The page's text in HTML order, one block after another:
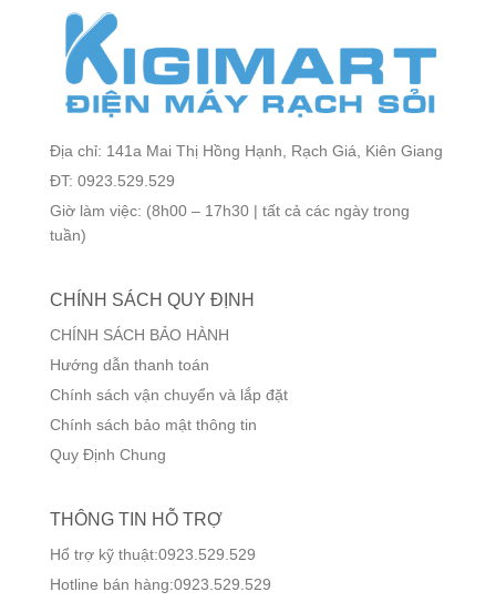
Địa chỉ: 141a Mai Thị Hồng Hạnh, Rạch Giá, Kiên Giang
ĐT: 0923.529.529
Giờ làm việc: (8h00 – 17h30 | tất cả các ngày trong
tuần)
CHÍNH SÁCH QUY ĐỊNH
CHÍNH SÁCH BẢO HÀNH
Hướng dẫn thanh toán
Chính sách vận chuyển và lắp đặt
Chính sách bảo mật thông tin
Quy Định Chung
THÔNG TIN HỖ TRỢ
Hổ trợ kỹ thuật:0923.529.529
Hotline bán hàng:0923.529.529